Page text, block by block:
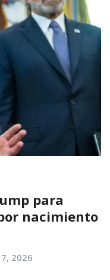
para
nacimiento
2026